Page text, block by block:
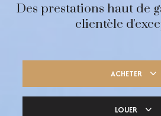
Des prestations haut de
clientèle
ACHETER
LOUER